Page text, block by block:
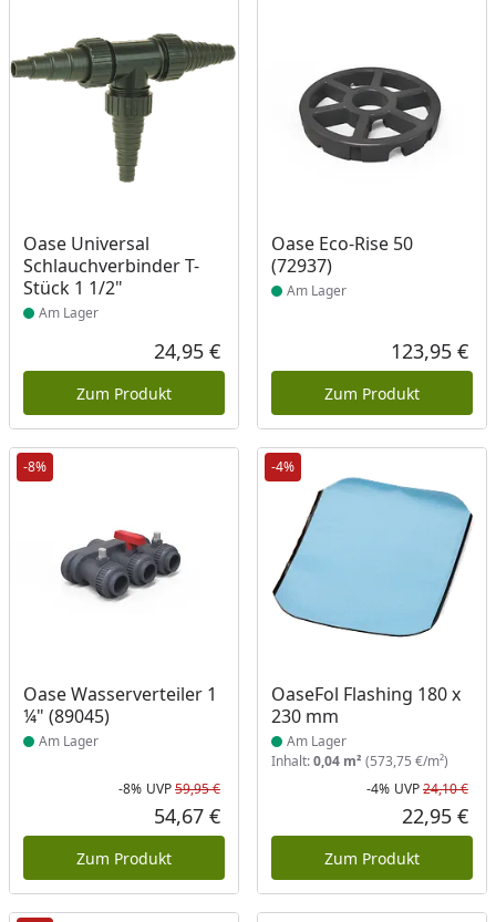
Oase Universal
Schlauchverbinder T-
Stück 1 1/2"
Produkt am Lager
Am Lager
Aktueller Preis
24,95 €
Zum Produkt
Oase Eco-Rise 50
(72937)
Produkt am Lager
Am Lager
123,95 €
Zum Produkt
-8%
Oase Wasserverteiler 1
¼" (89045)
Produkt am Lager
Am Lager
Rabatt in Prozent
-8%
Ursprünglicher Preis
UVP59,95 €
Aktueller Preis
54,67 €
Zum Produkt
-4%
OaseFol Flashing 180 x
230 mm
Produkt am Lager
Am Lager
Inhalt:0,04 m² (573,75 €/m²)
-4% UVP24,10 €
22,95 €
Zum Produkt